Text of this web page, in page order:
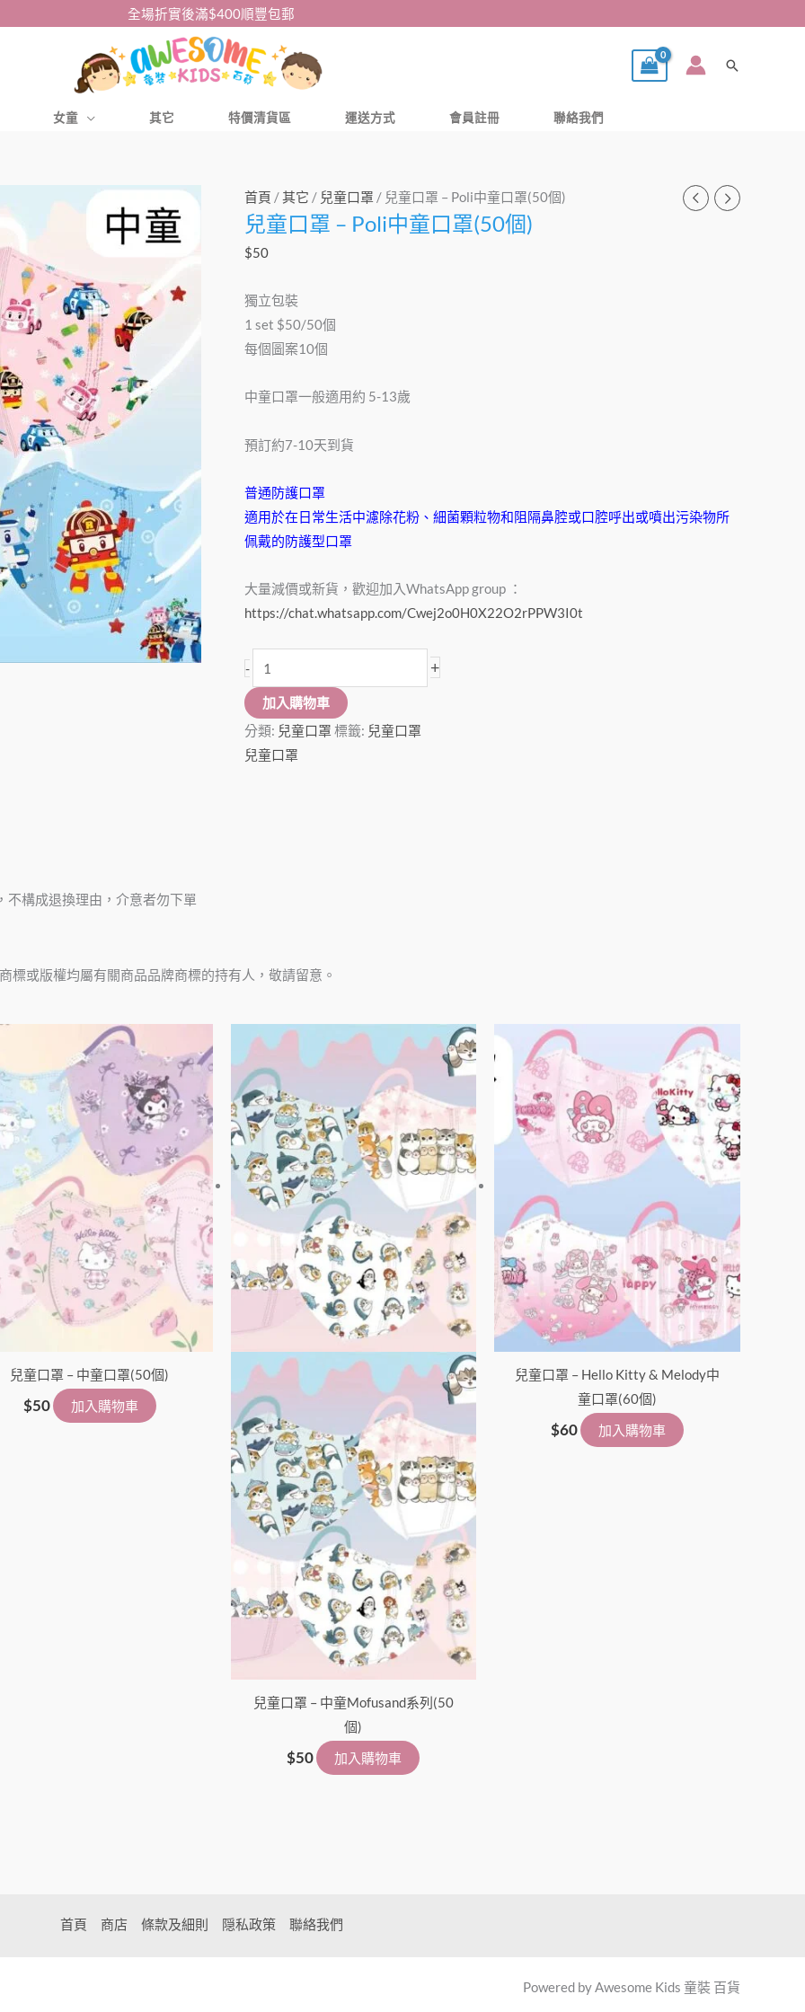
全場折實後滿$400順豐包郵
搜
女童 其它 特價清貨區 運送方式 會員註冊 聯絡我們
首頁 /其它 / 兒童口罩 / 兒童口罩 – Poli中童口罩(50個)
兒童口罩 – Poli中童口罩(50個)
$50
獨立包裝
1 set $50/50個
每個圖案10個
中童口罩一般適用約 5-13歲
預訂約7-10天到貨
普通防護口罩
適用於在日常生活中濾除花粉、細菌顆粒物和阻隔鼻腔或口腔呼出或噴出污染物所
佩戴的防護型口罩
大量減價或新貨，歡迎加入WhatsApp group ：
https://chat.whatsapp.com/Cwej2o0H0X22O2rPPW3I0t
-
兒
童
口
–
Poli
中
口
(50
數
量
+
加入購物車
分類: 兒童口罩 標籤: 兒童口罩
兒童口罩
構成退換理由，介意者勿下單
或版權均屬有關商品品牌商標的持有人，敬請留意。
兒童口罩 – 中童口罩(50個)
$50 加入購物車
兒童口罩 – 中童Mofusand系列(50
個)
$50 加入購物車
兒童口罩 – Hello Kitty & Melody中
童口罩(60個)
$60 加入購物車
首頁 商店 條款及細則 隠私政策 聯絡我們
Powered by Awesome Kids 童裝 百貨